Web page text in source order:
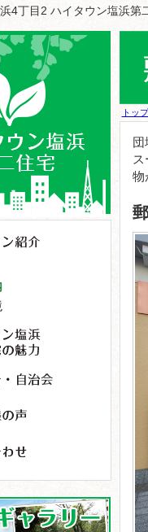
4丁目2 ハイタウン塩浜第
トッ
団
物